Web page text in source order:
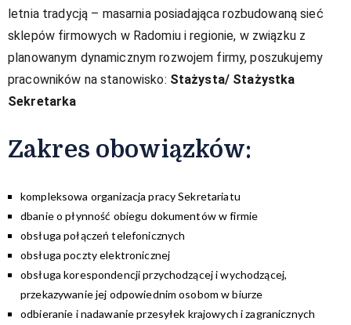
letnia tradycją – masarnia posiadająca rozbudowaną sieć
sklepów firmowych w Radomiu i regionie, w związku z
planowanym dynamicznym rozwojem firmy, poszukujemy
pracowników na stanowisko: Stażysta/ Stażystka
Sekretarka
Zakres obowiązków:​
kompleksowa organizacja pracy Sekretariatu
dbanie o płynność obiegu dokumentów w firmie
obsługa połączeń telefonicznych
obsługa poczty elektronicznej
obsługa korespondencji przychodzącej i wychodzącej,
przekazywanie jej odpowiednim osobom w biurze
odbieranie i nadawanie przesyłek krajowych i zagranicznych